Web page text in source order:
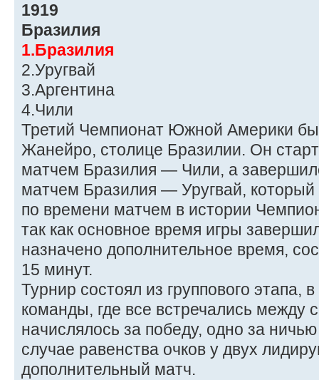
1919
Бразилия
1.Бразилия
2.Уругвай
3.Аргентина
4.Чили
Третий Чемпионат Южной Америки
Жанейро, столице Бразилии. Он
матчем Бразилия — Чили, а
матчем Бразилия — Уругвай,
по времени матчем в истории
так как основное время игры
назначено дополнительное время,
15 минут.
Турнир состоял из группового этапа,
команды, где все встречались между
начислялось за победу, одно за
случае равенства очков у двух
дополнительный матч.